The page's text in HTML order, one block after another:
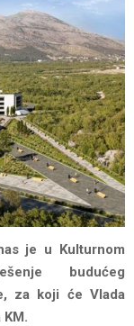
je u Kulturnom
budućeg
za koji će Vlada